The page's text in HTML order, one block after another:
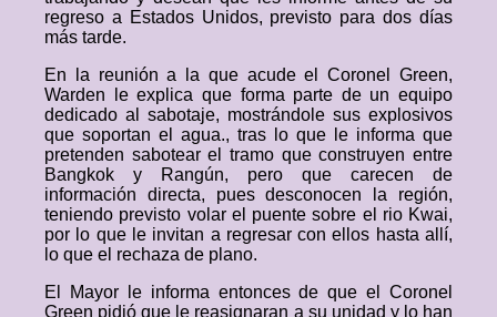
regreso a Estados Unidos, previsto para dos días
más tarde.
En la reunión a la que acude el Coronel Green,
Warden le explica que forma parte de un equipo
dedicado al sabotaje, mostrándole sus explosivos
que soportan el agua., tras lo que le informa que
pretenden sabotear el tramo que construyen entre
Bangkok y Rangún, pero que carecen de
información directa, pues desconocen la región,
teniendo previsto volar el puente sobre el rio Kwai,
por lo que le invitan a regresar con ellos hasta allí,
lo que el rechaza de plano.
El Mayor le informa entonces de que el Coronel
Green pidió que le reasignaran a su unidad y lo han